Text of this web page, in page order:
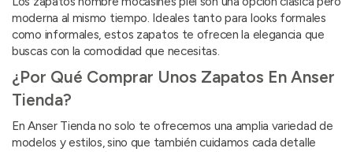
moderna al mismo tiempo. Ideales tanto para looks formales
como informales, estos zapatos te ofrecen la elegancia que
buscas con la comodidad que necesitas.
¿Por Qué Comprar Unos Zapatos En Anser
Tienda?
En Anser Tienda no solo te ofrecemos una amplia variedad de
modelos y estilos, sino que también cuidamos cada detalle